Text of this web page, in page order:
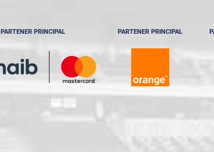
PARTENER PRINCIPAL PARTENER PRINCIPAL